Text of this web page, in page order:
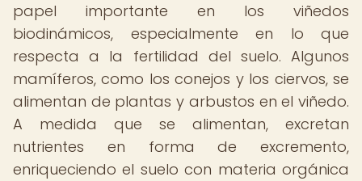
papel importante en los viñedos
biodinámicos, especialmente en lo que
respecta a la fertilidad del suelo. Algunos
mamíferos, como los conejos y los ciervos, se
alimentan de plantas y arbustos en el viñedo.
A medida que se alimentan, excretan
nutrientes en forma de excremento,
enriqueciendo el suelo con materia orgánica